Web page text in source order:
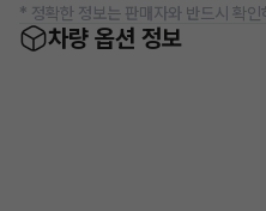
* 정확한 정보는 판매자와 반드시 확인
차량 옵션 정보